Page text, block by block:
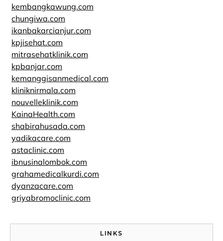
kembangkawung.com
chungiwa.com
ikanbakarcianjur.com
kpjisehat.com
mitrasehatklinik.com
kpbanjar.com
kemanggisanmedical.com
kliniknirmala.com
nouvelleklinik.com
KainaHealth.com
shabirahusada.com
yadikacare.com
astaclinic.com
ibnusinalombok.com
grahamedicalkurdi.com
dyanzacare.com
griyabromoclinic.com
LINKS